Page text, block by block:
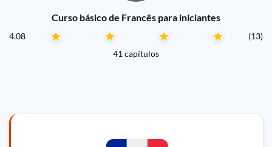
Curso básico de Francês para iniciantes
4.08
(13)
41 capítulos